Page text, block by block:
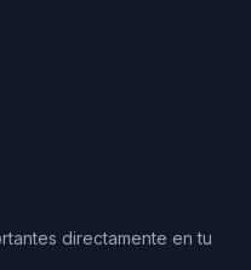
directamente en tu